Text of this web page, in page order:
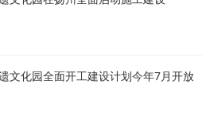
文化园全面开工建设计划今年7月开放